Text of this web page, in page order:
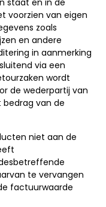
voorzien van eigen
zoals
en andere
in aanmerking
via een
wordt
de wederpartij van
van de
niet aan de
te vervangen
factuurwaarde